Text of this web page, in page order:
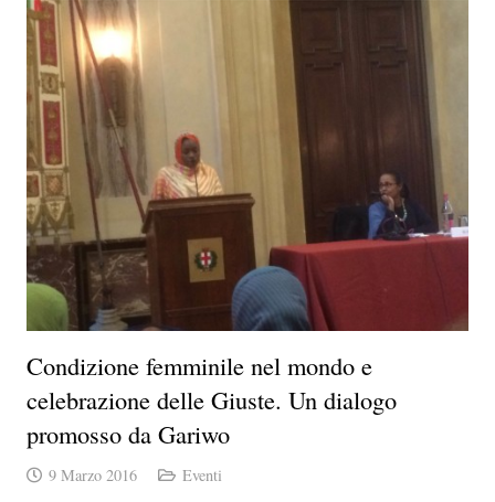
Condizione femminile nel mondo e
celebrazione delle Giuste. Un dialogo
promosso da Gariwo
9 Marzo 2016 Eventi